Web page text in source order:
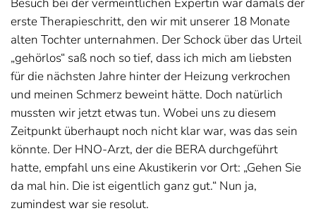
erste Therapieschritt, den wir mit unserer 18 Monate
alten Tochter unternahmen. Der Schock über das Urteil
„gehörlos“ saß noch so tief, dass ich mich am liebsten
für die nächsten Jahre hinter der Heizung verkrochen
und meinen Schmerz beweint hätte. Doch natürlich
mussten wir jetzt etwas tun. Wobei uns zu diesem
Zeitpunkt überhaupt noch nicht klar war, was das sein
könnte. Der HNO-Arzt, der die BERA durchgeführt
hatte, empfahl uns eine Akustikerin vor Ort: „Gehen Sie
da mal hin. Die ist eigentlich ganz gut.“ Nun ja,
zumindest war sie resolut.